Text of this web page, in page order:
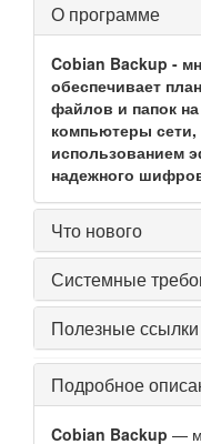
О программе
Cobian Backup -
обеспечивает
файлов и папок
компьютеры сети,
использованием
надежного
Что нового
Системные
Полезные ссылки
Подробное
Cobian Backup —